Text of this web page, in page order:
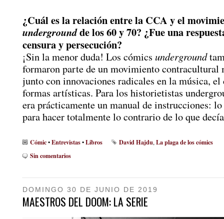
¿Cuál es la relación entre la CCA y el
undergroundde los 60 y 70? ¿Fue una
censura y persecución?
¡Sin la menor duda! Los cómics underground
formaron parte de un movimiento contracultural
junto con innovaciones radicales en la música,
formas artísticas. Para los historietistas
era prácticamente un manual de instrucciones:
para hacer totalmente lo contrario de lo que
Cómic•Entrevistas•Libros David Hajdu, La plaga de los cómics
Sin comentarios
DOMINGO 30 DE JUNIO DE 2019
MAESTROS DEL DOOM: LA SERIE